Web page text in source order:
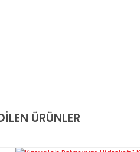
siz yapın!
ÜRÜNLER